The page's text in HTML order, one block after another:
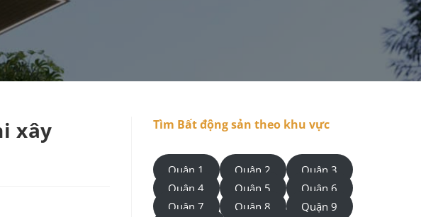
xây
Tìm Bất động sản theo khu vực
Quận 1 Quận 2
Quận 3
Quận 4
Quận 5
Quận 6
Quận 7
Quận 8
Quận 9